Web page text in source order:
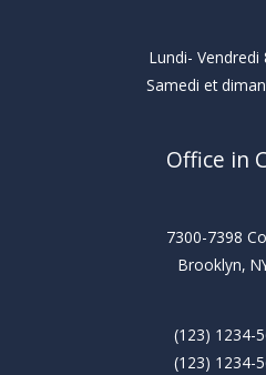
Lundi- Vendredi
Samedi et
Office in
7300-7398
Brooklyn,
(123) 1234-
(123) 1234-